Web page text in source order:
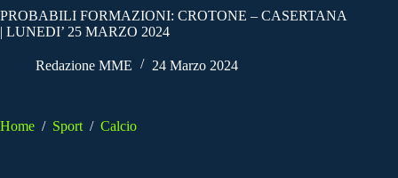
PROBABILI FORMAZIONI: CROTONE – CASERTANA
| LUNEDI’ 25 MARZO 2024
Redazione MME 24 Marzo 2024
Home / Sport / Calcio